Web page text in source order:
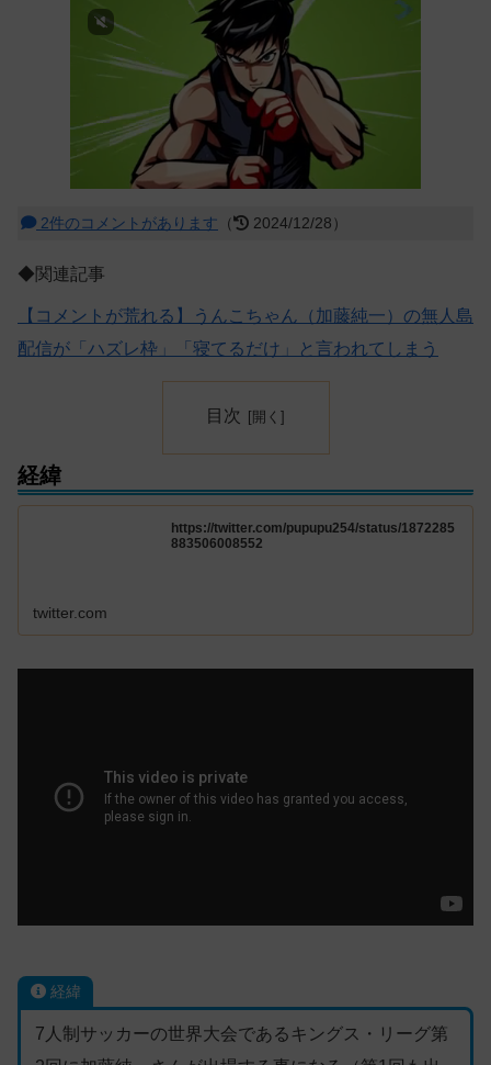
2件のコメントがあります （ 2024/12/28）
◆関連記事
【コメントが荒れる】うんこちゃん（加藤純一）の無人島
配信が「ハズレ枠」「寝てるだけ」と言われてしまう
目次
経緯
https://twitter.com/pupupu254/status/1872285
883506008552
twitter.com
経緯
7人制サッカーの世界大会であるキングス・リーグ第